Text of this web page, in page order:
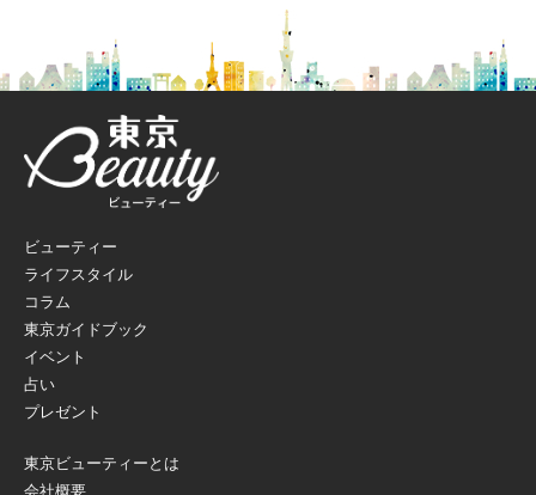
ビューティー
ライフスタイル
コラム
東京ガイドブック
イベント
占い
プレゼント
東京ビューティーとは
会社概要